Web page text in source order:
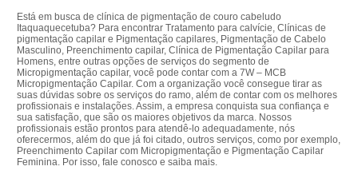
Está em busca de clínica de pigmentação de couro cabeludo
Itaquaquecetuba? Para encontrar Tratamento para calvície, Clínicas de
pigmentação capilar e Pigmentação capilares, Pigmentação de Cabelo
Masculino, Preenchimento capilar, Clínica de Pigmentação Capilar para
Homens, entre outras opções de serviços do segmento de
Micropigmentação capilar, você pode contar com a 7W – MCB
Micropigmentação Capilar. Com a organização você consegue tirar as
suas dúvidas sobre os serviços do ramo, além de contar com os melhores
profissionais e instalações. Assim, a empresa conquista sua confiança e
sua satisfação, que são os maiores objetivos da marca. Nossos
profissionais estão prontos para atendê-lo adequadamente, nós
oferecermos, além do que já foi citado, outros serviços, como por exemplo,
Preenchimento Capilar com Micropigmentação e Pigmentação Capilar
Feminina. Por isso, fale conosco e saiba mais.